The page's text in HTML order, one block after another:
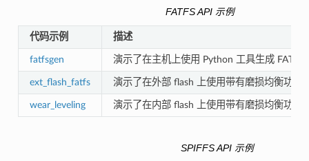
FATFS API 示例
代码示例 描述
fatfsgen 演示了在主机上使用 Python 工具生成 FATFS
ext_flash_fatfs 演示了在外部 flash 上使用带有磨损均衡功能
wear_leveling 演示了在内部 flash 上使用带有磨损均衡功能
SPIFFS API 示例